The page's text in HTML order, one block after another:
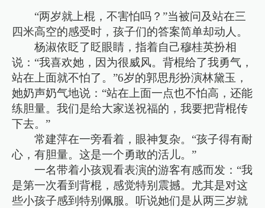
“两岁就上棍，不害怕吗？”当被问及站在三
四米高空的感受时，孩子们的答案简单却动人。
杨淑依眨了眨眼睛，指着自己穆桂英扮相
说：“我喜欢她，因为很威风。背棍给了我勇气，
站在上面就不怕了。”6岁的郭思彤扮演林黛玉，
她奶声奶气地说：“站在上面一点也不怕高，还能
练胆量。我们是给大家送祝福的，我要把背棍传
下去。”
常建萍在一旁看着，眼神复杂。“孩子得有耐
心，有胆量。这是一个勇敢的活儿。”
一名带着小孩观看表演的游客有感而发：“我
是第一次看到背棍，感觉特别震撼。尤其是对这
些小孩子感到特别佩服。听说她们是从两三岁就